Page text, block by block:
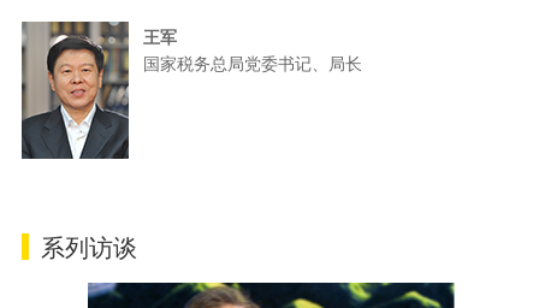
王军
国家税务总局党委书记、局长
系列访谈